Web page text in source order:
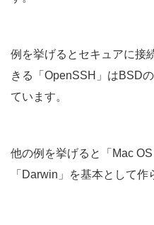
例を挙げるとセキュアに接
きる「OpenSSH」はBSD
ています。
他の例を挙げると「Mac
「Darwin」を基本として作